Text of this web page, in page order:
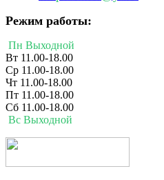
Режим работы:
Пн Выходной
Вт 11.00-18.00
Ср 11.00-18.00
Чт 11.00-18.00
Пт 11.00-18.00
Сб 11.00-18.00
Вс Выходной